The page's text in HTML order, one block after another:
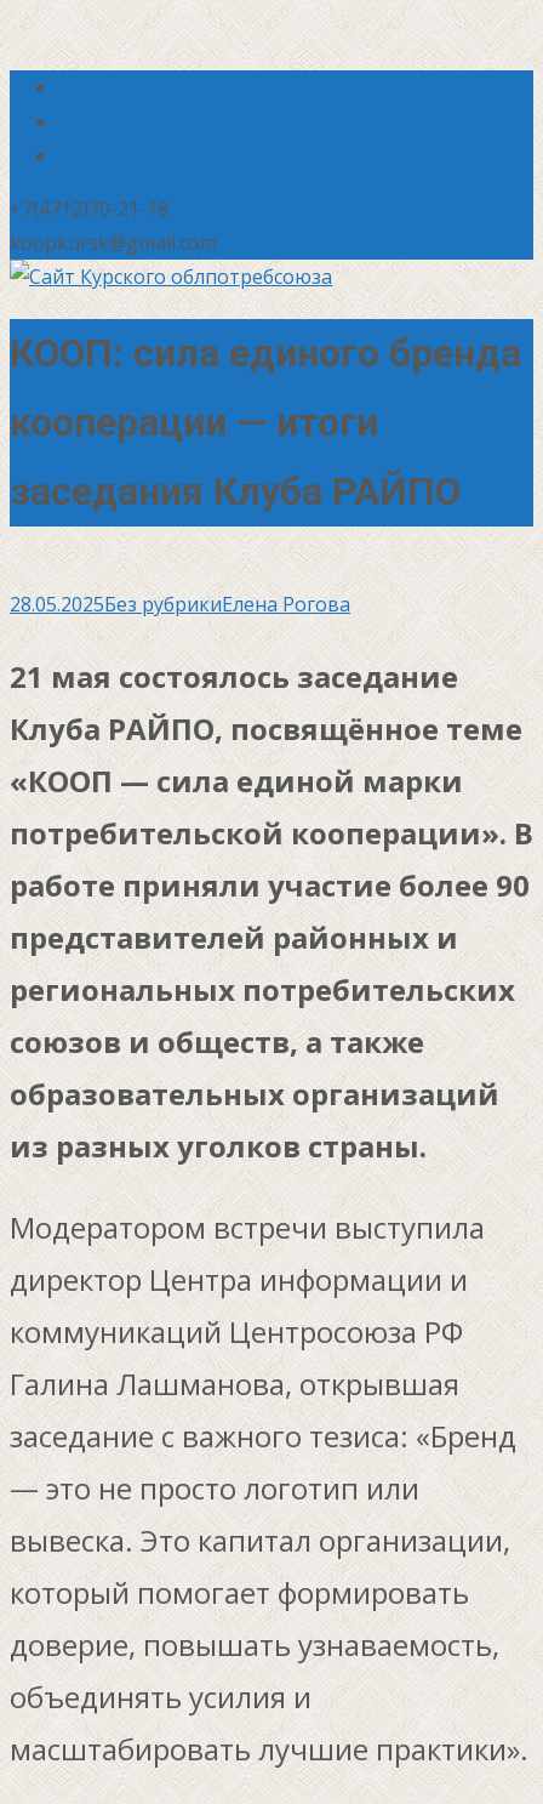
+7(4712)70-21-18
koopkursk@gmail.com
КООП: сила единого бренда
кооперации — итоги
заседания Клуба РАЙПО
28.05.2025Без рубрикиЕлена Рогова
21 мая состоялось заседание
Клуба РАЙПО, посвящённое теме
«КООП — сила единой марки
потребительской кооперации». В
работе приняли участие более 90
представителей районных и
региональных потребительских
союзов и обществ, а также
образовательных организаций
из разных уголков страны.
Модератором встречи выступила
директор Центра информации и
коммуникаций Центросоюза РФ
Галина Лашманова, открывшая
заседание с важного тезиса: «Бренд
— это не просто логотип или
вывеска. Это капитал организации,
который помогает формировать
доверие, повышать узнаваемость,
объединять усилия и
масштабировать лучшие практики».